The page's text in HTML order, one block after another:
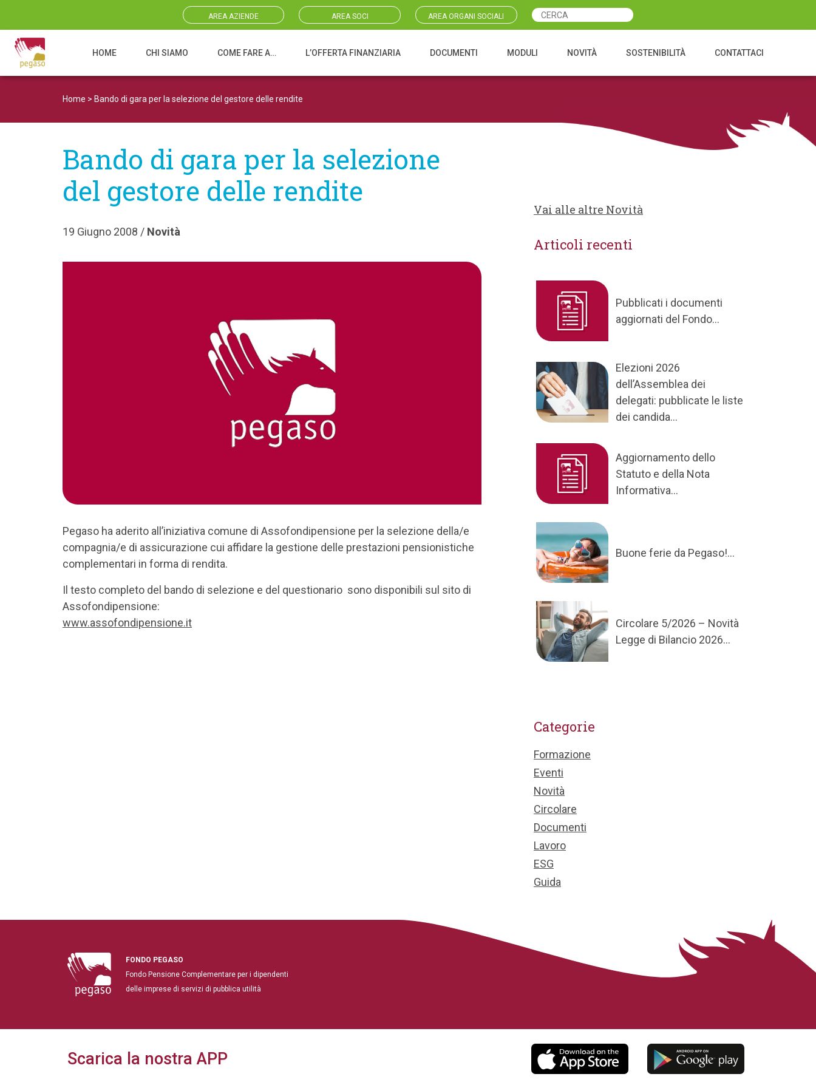
AREA AZIENDE AREA SOCI AREA ORGANI SOCIALI
Navigazione principale
HOME CHI SIAMO COME FARE A… L’OFFERTA FINANZIARIA DOCUMENTI MODULI NOVITÀ SOSTENIBILITÀ CONTATTACI
Home > Bando di gara per la selezione del gestore delle rendite
Bando di gara per la selezione
del gestore delle rendite
19 Giugno 2008 / Novità
Pegaso ha aderito all’iniziativa comune di Assofondipensione per la selezione della/e
compagnia/e di assicurazione cui affidare la gestione delle prestazioni pensionistiche
complementari in forma di rendita.
Il testo completo del bando di selezione e del questionario sono disponibili sul sito di
Assofondipensione:
www.assofondipensione.it
Vai alle altre Novità
Articoli recenti
Pubblicati i documenti
aggiornati del Fondo...
Elezioni 2026
dell’Assemblea dei
delegati: pubblicate le liste
dei candida...
Aggiornamento dello
Statuto e della Nota
Informativa...
Buone ferie da Pegaso!...
Circolare 5/2026 – Novità
Legge di Bilancio 2026...
Categorie
Formazione
Eventi
Novità
Circolare
Documenti
Lavoro
ESG
Guida
FONDO PEGASO
Fondo Pensione Complementare per i dipendenti
delle imprese di servizi di pubblica utilità
Scarica la nostra APP